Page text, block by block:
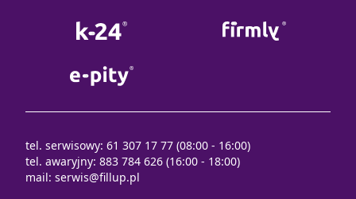
tel. serwisowy: 61 307 17 77 (08:00 - 16:00)
tel. awaryjny: 883 784 626 (16:00 - 18:00)
mail: serwis@fillup.pl